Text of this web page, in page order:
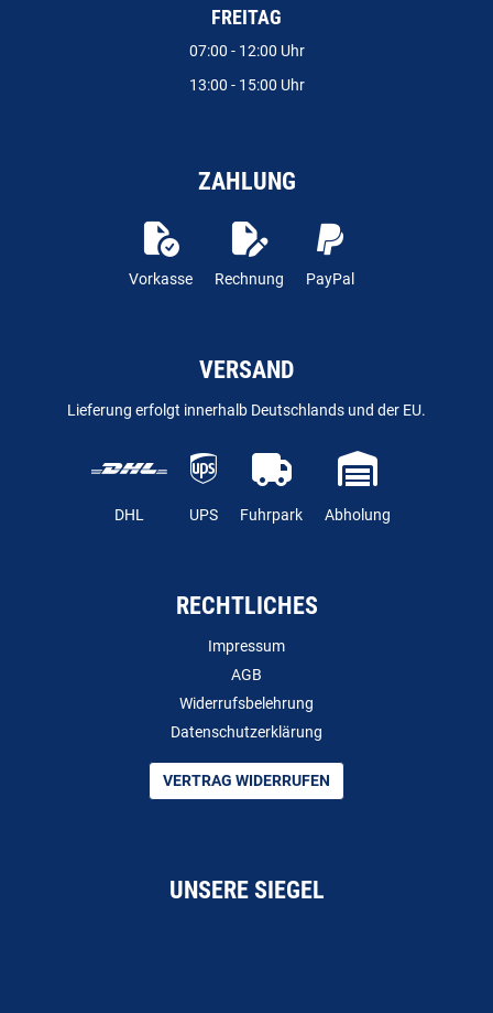
FREITAG
07:00 - 12:00 Uhr
13:00 - 15:00 Uhr
ZAHLUNG
Vorkasse Rechnung PayPal
VERSAND
Lieferung erfolgt innerhalb Deutschlands und der EU.
DHL UPS Fuhrpark Abholung
RECHTLICHES
Impressum
AGB
Widerrufsbelehrung
Datenschutzerklärung
VERTRAG WIDERRUFEN
UNSERE SIEGEL